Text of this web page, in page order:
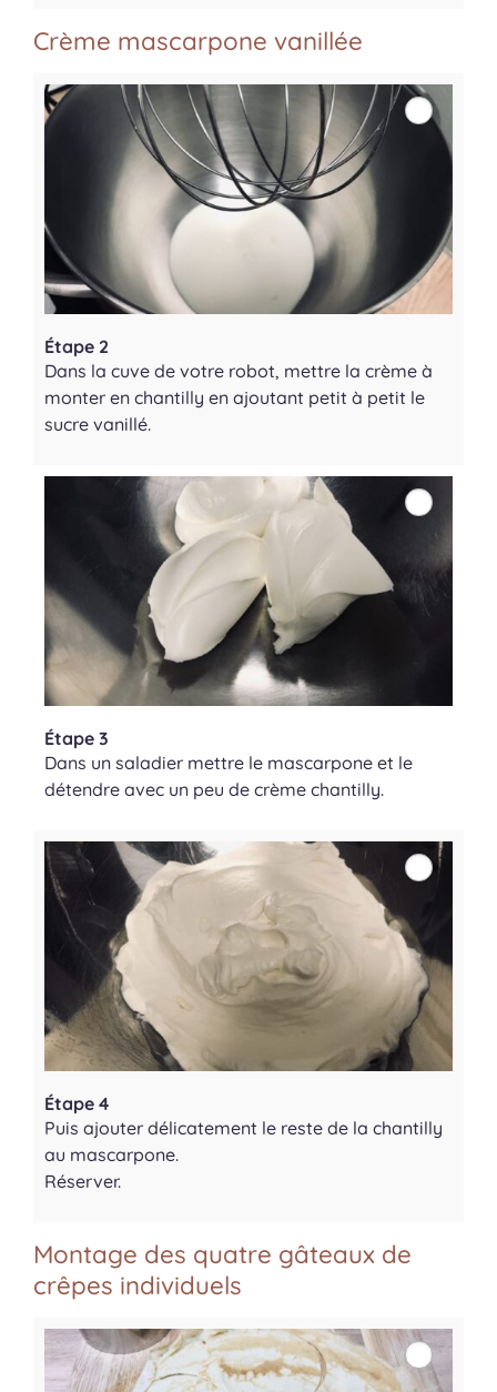
Crème mascarpone vanillée
Étape 2
Dans la cuve de votre robot, mettre la crème à
monter en chantilly en ajoutant petit à petit le
sucre vanillé.
Étape 3
Dans un saladier mettre le mascarpone et le
détendre avec un peu de crème chantilly.
Étape 4
Puis ajouter délicatement le reste de la chantilly
au mascarpone.
Réserver.
Montage des quatre gâteaux de
crêpes individuels